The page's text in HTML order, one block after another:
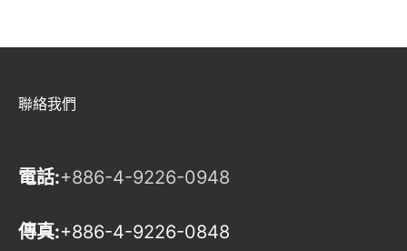
聯絡我們
電話:+886-4-9226-0948
傳真:+886-4-9226-0848